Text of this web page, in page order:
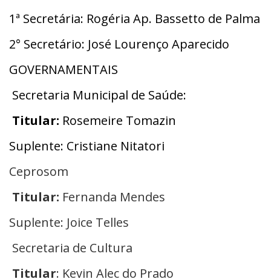
1ª Secretária: Rogéria Ap. Bassetto de Palma
2° Secretário: José Lourenço Aparecido
GOVERNAMENTAIS
Secretaria Municipal de Saúde:
Titular: Rosemeire Tomazin
Suplente: Cristiane Nitatori
Ceprosom
Titular: Fernanda Mendes
Suplente: Joice Telles
Secretaria de Cultura
Titular: Kevin Alec do Prado